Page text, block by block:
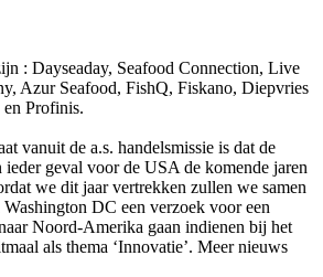
: Dayseaday, Seafood Connection, Live
Azur Seafood, FishQ, Fiskano, Diepvries
Profinis.
vanuit de a.s. handelsmissie is dat de
geval voor de USA de komende jaren
we dit jaar vertrekken zullen we samen
DC een verzoek voor een
Noord-Amerika gaan indienen bij het
als thema ‘Innovatie’. Meer nieuws